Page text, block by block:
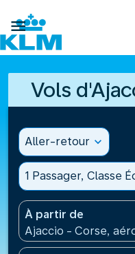

Vols
Aller-retour expand_more
1 Passager, Classe
À partir de
Ajaccio - Corse,